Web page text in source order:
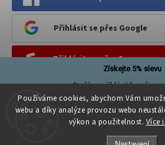
Používáme cookies, abychom Vám
webu a díky analýze provozu webu
výkon a použitelnost. Více
Přihlásit se přes Google
Přihlásit se přes Seznam
PINTEREST
Získejte 5% slevu
Stačí se přihlásit k našim
a sleva na první nákup je